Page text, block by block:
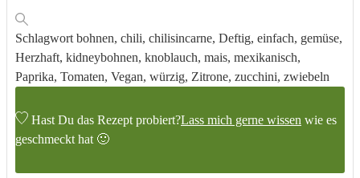
Schlagwort bohnen, chili, chilisincarne, Deftig, einfach, gemüse,
Herzhaft, kidneybohnen, knoblauch, mais, mexikanisch,
Paprika, Tomaten, Vegan, würzig, Zitrone, zucchini, zwiebeln
Hast Du das Rezept probiert?Lass mich gerne wissen wie es
geschmeckt hat 🙂